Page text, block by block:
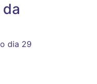
dia 29